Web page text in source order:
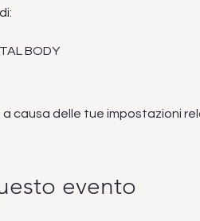
BODY
un ricco repertorio di esercizi
causa delle tue impostazioni
evento